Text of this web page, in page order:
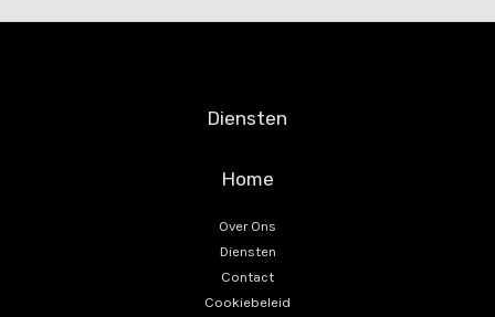
Diensten
Home
Over Ons
Diensten
Contact
Cookiebeleid